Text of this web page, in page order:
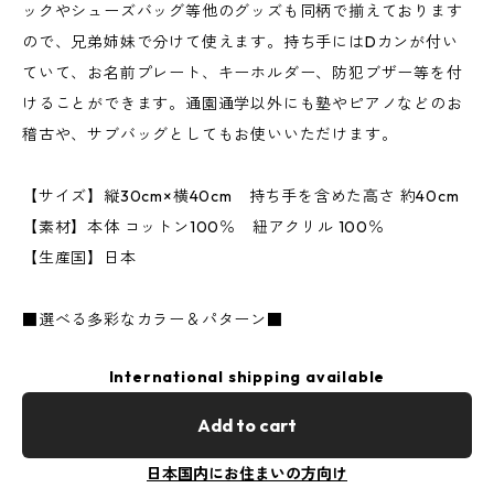
ックやシューズバッグ等他のグッズも同柄で揃えております
ので、兄弟姉妹で分けて使えます。持ち手にはDカンが付い
ていて、お名前プレート、キーホルダー、防犯ブザー等を付
けることができます。通園通学以外にも塾やピアノなどのお
稽古や、サブバッグとしてもお使いいただけます。
【サイズ】縦30cm×横40cm 持ち手を含めた高さ 約40cm
【素材】本体 コットン100％ 紐アクリル 100％
【生産国】日本
■選べる多彩なカラー＆パターン■
International shipping available
Add to cart
日本国内にお住まいの方向け